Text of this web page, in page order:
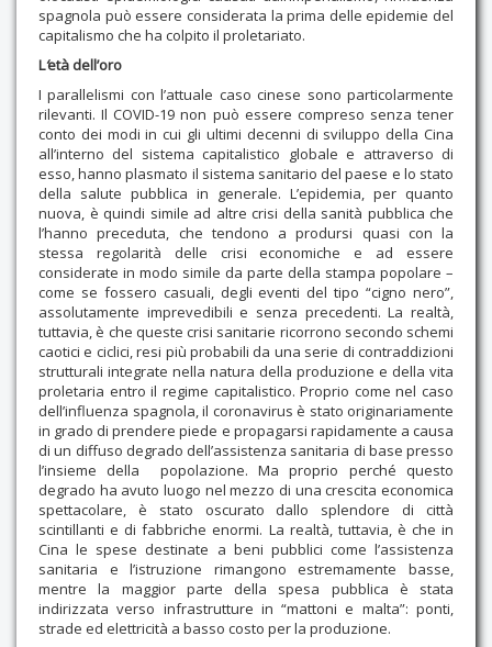
spagnola può essere considerata la prima delle epidemie del
capitalismo che ha colpito il proletariato.
L‘età dell’oro
I parallelismi con l’attuale caso cinese sono particolarmente
rilevanti. Il COVID-19 non può essere compreso senza tener
conto dei modi in cui gli ultimi decenni di sviluppo della Cina
all’interno del sistema capitalistico globale e attraverso di
esso, hanno plasmato il sistema sanitario del paese e lo stato
della salute pubblica in generale. L’epidemia, per quanto
nuova, è quindi simile ad altre crisi della sanità pubblica che
l’hanno preceduta, che tendono a prodursi quasi con la
stessa regolarità delle crisi economiche e ad essere
considerate in modo simile da parte della stampa popolare –
come se fossero casuali, degli eventi del tipo “cigno nero”,
assolutamente imprevedibili e senza precedenti. La realtà,
tuttavia, è che queste crisi sanitarie ricorrono secondo schemi
caotici e ciclici, resi più probabili da una serie di contraddizioni
strutturali integrate nella natura della produzione e della vita
proletaria entro il regime capitalistico. Proprio come nel caso
dell’influenza spagnola, il coronavirus è stato originariamente
in grado di prendere piede e propagarsi rapidamente a causa
di un diffuso degrado dell’assistenza sanitaria di base presso
l’insieme della popolazione. Ma proprio perché questo
degrado ha avuto luogo nel mezzo di una crescita economica
spettacolare, è stato oscurato dallo splendore di città
scintillanti e di fabbriche enormi. La realtà, tuttavia, è che in
Cina le spese destinate a beni pubblici come l’assistenza
sanitaria e l’istruzione rimangono estremamente basse,
mentre la maggior parte della spesa pubblica è stata
indirizzata verso infrastrutture in “mattoni e malta”: ponti,
strade ed elettricità a basso costo per la produzione.